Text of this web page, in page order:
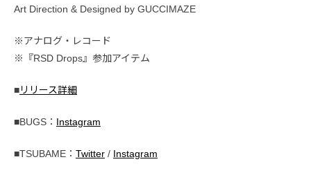
Art Direction & Designed by GUCCIMAZE
※アナログ・レコード
※『RSD Drops』参加アイテム
■リリース詳細
■BUGS： Instagram
■TSUBAME： Twitter / Instagram